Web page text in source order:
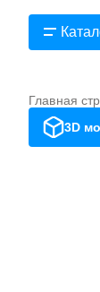
Главная
3D